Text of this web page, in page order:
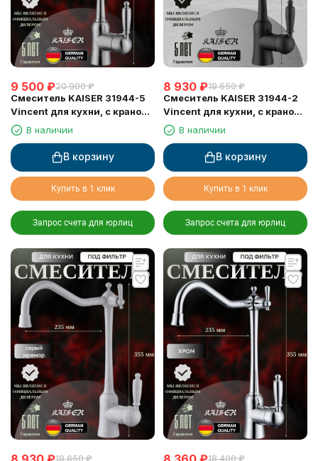
9 500 ₽20 900 ₽
Смеситель KAISER 31944-5
Vincent для кухни, с краном
для питьевой воды, серебро
В наличии
В корзину
Купить в 1 клик
Запрос счета для юрлиц
8 930 ₽19 650 ₽
Смеситель KAISER 31944-2
Vincent для кухни, с краном
для питьевой воды, черный
мрамор
В наличии
В корзину
Купить в 1 клик
Запрос счета для юрлиц
19 650 ₽ 18 400 ₽